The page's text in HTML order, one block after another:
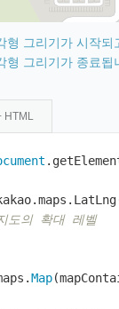
형 그리기가 시작되
형 그리기가 종료됩
.
.maps . LatLng
의 확대 레벨
.Map(
HTML